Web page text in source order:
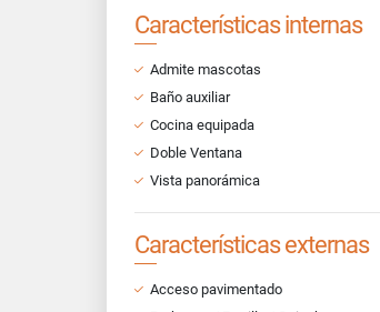
Características internas
Admite mascotas
Baño auxiliar
Cocina equipada
Doble Ventana
Vista panorámica
Características externas
Acceso pavimentado